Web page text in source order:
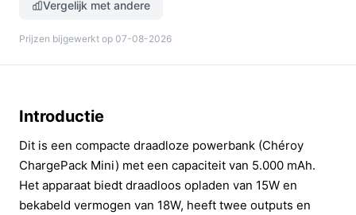
Vergelijk met andere
Prijzen bijgewerkt op 07-08-2026
Introductie
Dit is een compacte draadloze powerbank (Chéroy
ChargePack Mini) met een capaciteit van 5.000 mAh.
Het apparaat biedt draadloos opladen van 15W en
bekabeld vermogen van 18W, heeft twee outputs en